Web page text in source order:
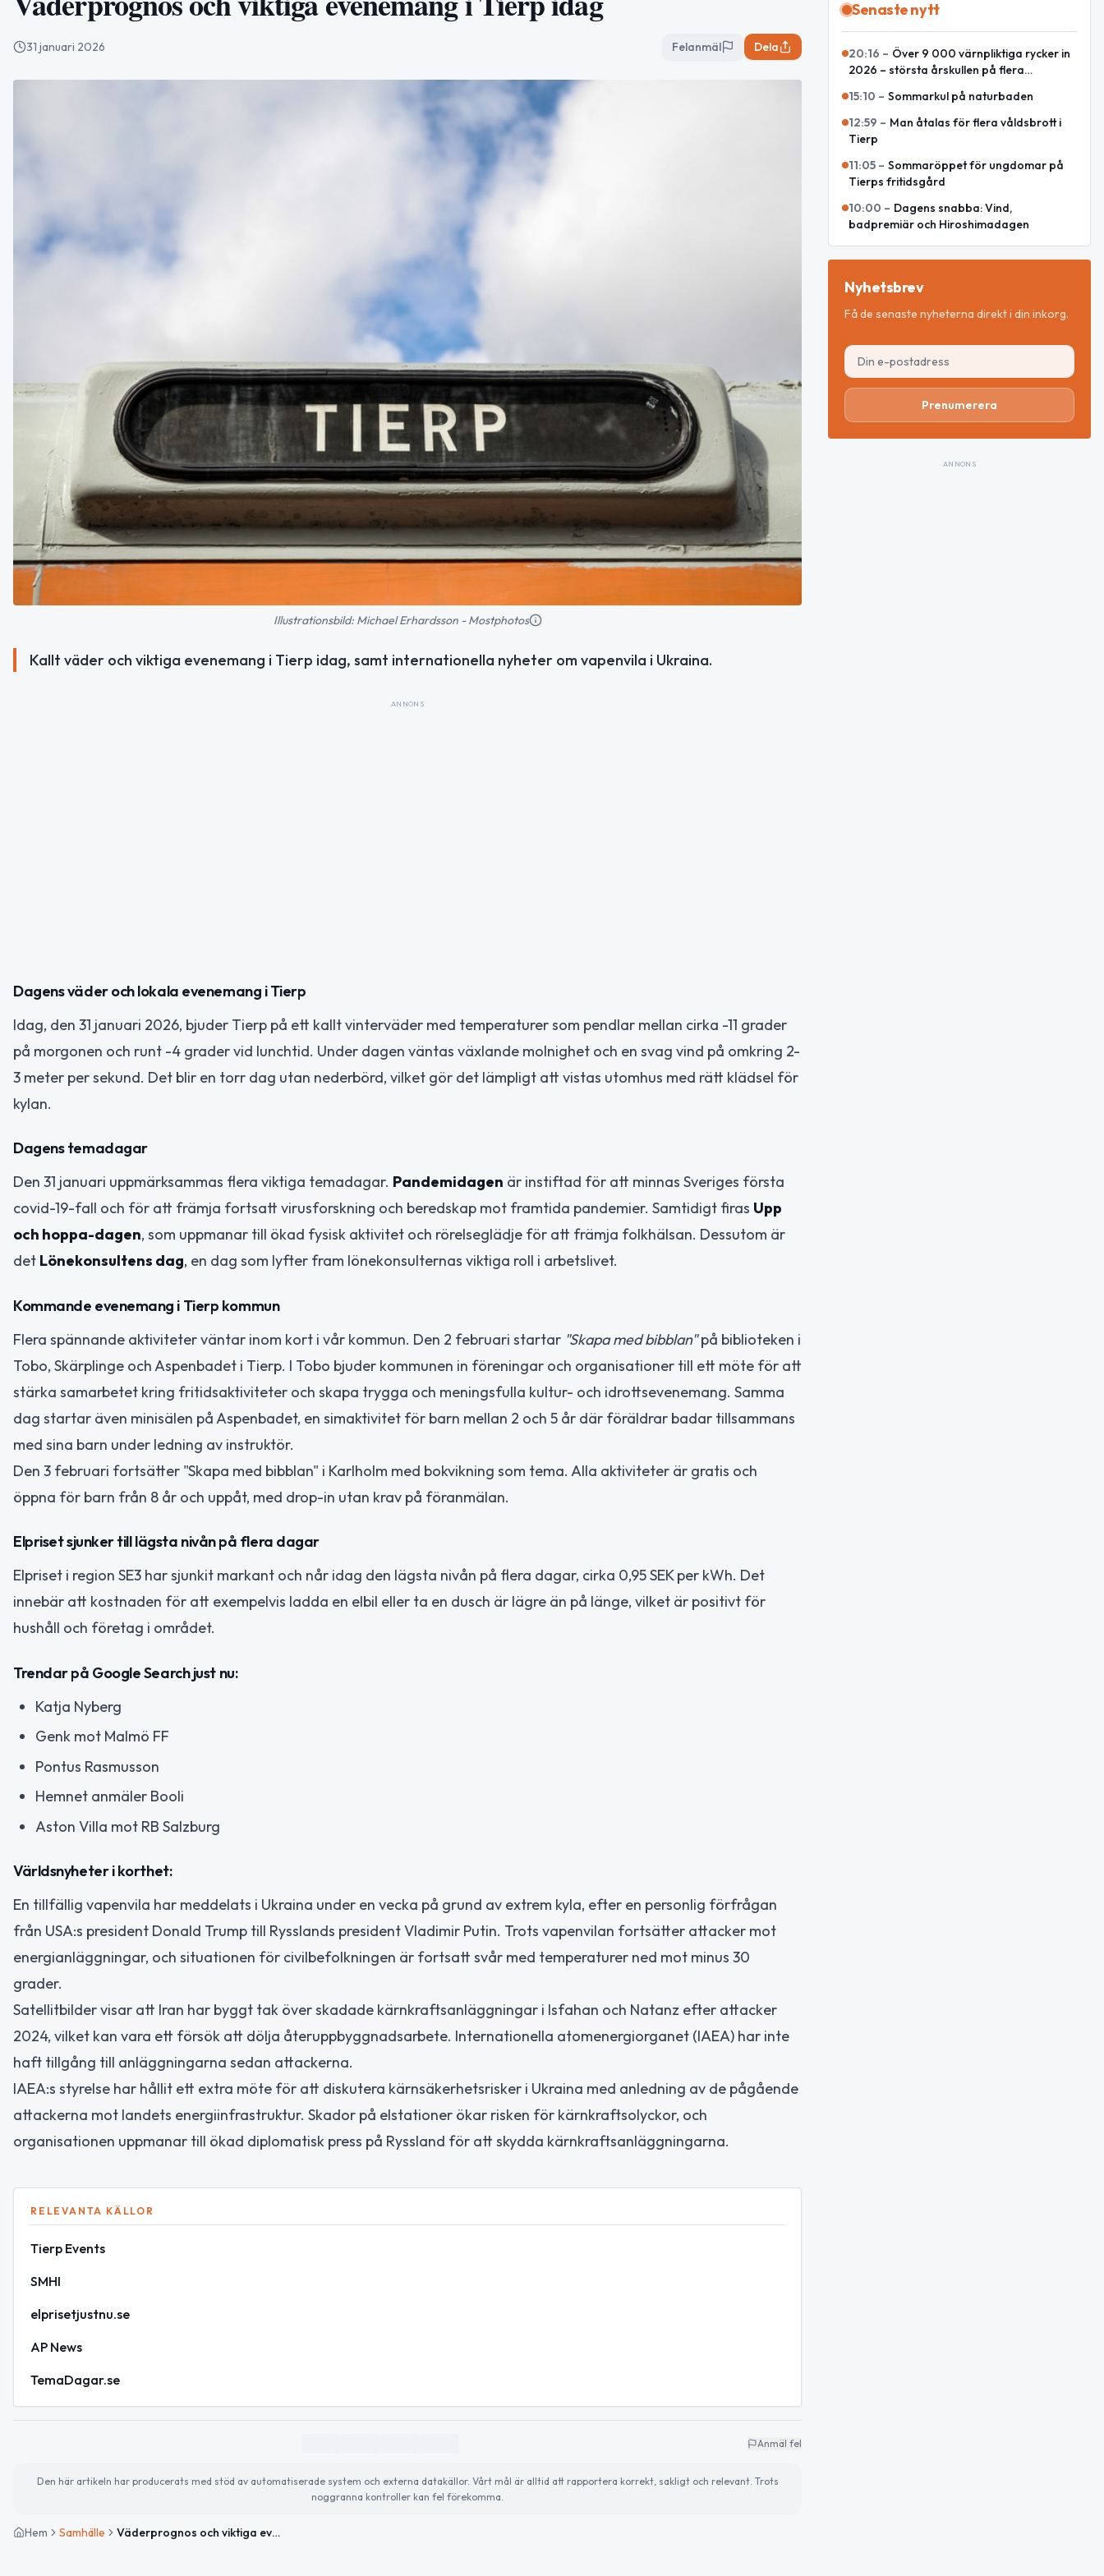
31 januari 2026 Felanmäl Dela
Illustrationsbild: Michael Erhardsson - Mostphotos
Kallt väder och viktiga evenemang i Tierp idag, samt internationella nyheter om vapenvila i Ukraina.
ANNONS
Dagens väder och lokala evenemang i Tierp
Idag, den 31 januari 2026, bjuder Tierp på ett kallt vinterväder med temperaturer som pendlar mellan cirka -11 grader
på morgonen och runt -4 grader vid lunchtid. Under dagen väntas växlande molnighet och en svag vind på omkring 2-
3 meter per sekund. Det blir en torr dag utan nederbörd, vilket gör det lämpligt att vistas utomhus med rätt klädsel för
kylan.
Dagens temadagar
Den 31 januari uppmärksammas flera viktiga temadagar. Pandemidagen är instiftad för att minnas Sveriges första
covid-19-fall och för att främja fortsatt virusforskning och beredskap mot framtida pandemier. Samtidigt firas Upp
och hoppa-dagen, som uppmanar till ökad fysisk aktivitet och rörelseglädje för att främja folkhälsan. Dessutom är
det Lönekonsultens dag, en dag som lyfter fram lönekonsulternas viktiga roll i arbetslivet.
Kommande evenemang i Tierp kommun
Flera spännande aktiviteter väntar inom kort i vår kommun. Den 2 februari startar "Skapa med bibblan"på biblioteken i
Tobo, Skärplinge och Aspenbadet i Tierp. I Tobo bjuder kommunen in föreningar och organisationer till ett möte för att
stärka samarbetet kring fritidsaktiviteter och skapa trygga och meningsfulla kultur- och idrottsevenemang. Samma
dag startar även minisälen på Aspenbadet, en simaktivitet för barn mellan 2 och 5 år där föräldrar badar tillsammans
med sina barn under ledning av instruktör.
Den 3 februari fortsätter "Skapa med bibblan" i Karlholm med bokvikning som tema. Alla aktiviteter är gratis och
öppna för barn från 8 år och uppåt, med drop-in utan krav på föranmälan.
Elpriset sjunker till lägsta nivån på flera dagar
Elpriset i region SE3 har sjunkit markant och når idag den lägsta nivån på flera dagar, cirka 0,95 SEK per kWh. Det
innebär att kostnaden för att exempelvis ladda en elbil eller ta en dusch är lägre än på länge, vilket är positivt för
hushåll och företag i området.
Trendar på Google Search just nu:
Katja Nyberg
Genk mot Malmö FF
Pontus Rasmusson
Hemnet anmäler Booli
Aston Villa mot RB Salzburg
Världsnyheter i korthet:
En tillfällig vapenvila har meddelats i Ukraina under en vecka på grund av extrem kyla, efter en personlig förfrågan
från USA:s president Donald Trump till Rysslands president Vladimir Putin. Trots vapenvilan fortsätter attacker mot
energianläggningar, och situationen för civilbefolkningen är fortsatt svår med temperaturer ned mot minus 30
grader.
Satellitbilder visar att Iran har byggt tak över skadade kärnkraftsanläggningar i Isfahan och Natanz efter attacker
2024, vilket kan vara ett försök att dölja återuppbyggnadsarbete. Internationella atomenergiorganet (IAEA) har inte
haft tillgång till anläggningarna sedan attackerna.
IAEA:s styrelse har hållit ett extra möte för att diskutera kärnsäkerhetsrisker i Ukraina med anledning av de pågående
attackerna mot landets energiinfrastruktur. Skador på elstationer ökar risken för kärnkraftsolyckor, och
organisationen uppmanar till ökad diplomatisk press på Ryssland för att skydda kärnkraftsanläggningarna.
RELEVANTA KÄLLOR
Tierp Events
SMHI
elprisetjustnu.se
AP News
TemaDagar.se
Anmäl fel
Den här artikeln har producerats med stöd av automatiserade system och externa datakällor. Vårt mål är alltid att rapportera korrekt, sakligt och relevant. Trots
noggranna kontroller kan fel förekomma.
Hem Samhälle Väderprognos och viktiga evenemang i Tierp idag
Senaste nytt
20:16 – Över 9 000 värnpliktiga rycker in
2026 – största årskullen på flera
15:10 – Sommarkul på naturbaden
12:59 – Man åtalas för flera våldsbrott i
Tierp
11:05 – Sommaröppet för ungdomar på
Tierps fritidsgård
10:00 – Dagens snabba: Vind,
badpremiär och Hiroshimadagen
Nyhetsbrev
Få de senaste nyheterna direkt i din inkorg.
Prenumerera
ANNONS